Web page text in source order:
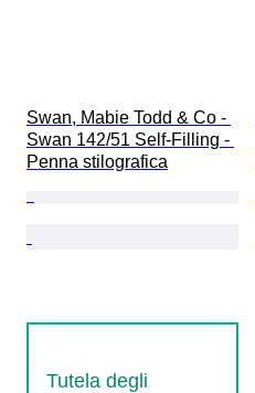
Swan, Mabie Todd & Co -
Swan 142/51 Self-Filling -
Penna stilografica
Tutela degli